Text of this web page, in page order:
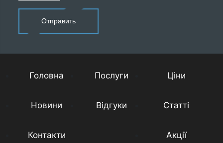
Головна Послуги Ціни
Новини Відгуки Статті
Контакти Акції